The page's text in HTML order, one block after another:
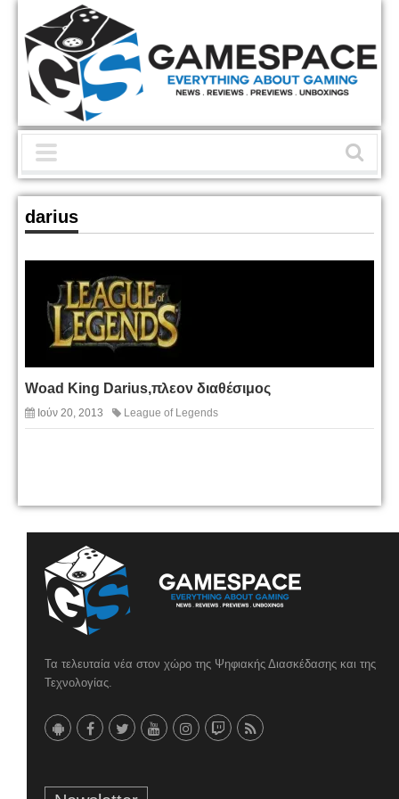
darius
Woad King Darius,πλεον διαθέσιμος
Ιούν 20, 2013 League of Legends
Τα τελευταία νέα στον χώρο της Ψηφιακής Διασκέδασης και της
Τεχνολογίας.